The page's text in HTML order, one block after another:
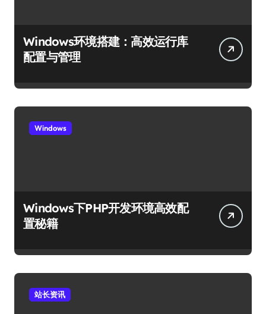
Windows环境搭建：高效运行库
配置与管理
Windows
Windows下PHP开发环境高效配
置秘籍
站长资讯